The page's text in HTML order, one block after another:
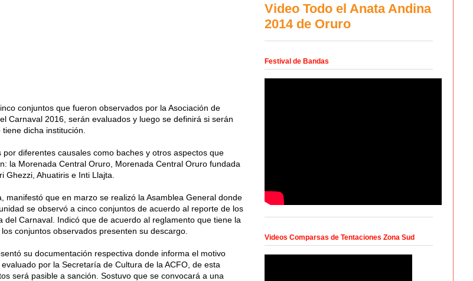
conjuntos que fueron observados por la Asociación de
Carnaval 2016, serán evaluados y luego se definirá si serán
dicha institución.
diferentes causales como baches y otros aspectos que
la Morenada Central Oruro, Morenada Central Oruro fundada
Ahuatiris e Inti Llajta.
manifestó que en marzo se realizó la Asamblea General donde
se observó a cinco conjuntos de acuerdo al reporte de los
Carnaval. Indicó que de acuerdo al reglamento que tiene la
conjuntos observados presenten su descargo.
su documentación respectiva donde informa el motivo
por la Secretaría de Cultura de la ACFO, de esta
será pasible a sanción. Sostuvo que se convocará a una
Video Todo el Anata Andina
2014 de Oruro
Festival de Bandas
Videos Comparsas de Tentaciones Zona Sud